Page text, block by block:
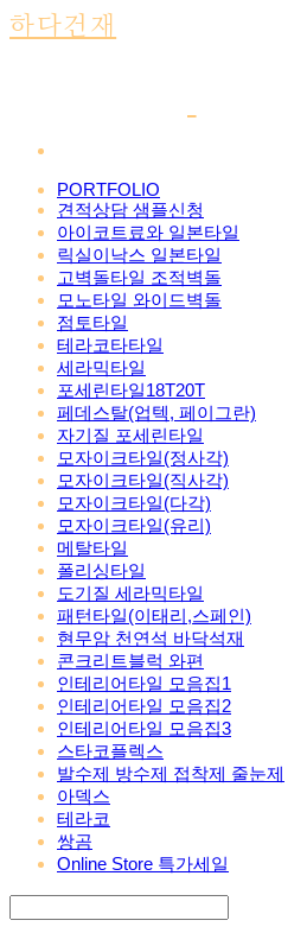
하다건재
PORTFOLIO
견적상담 샘플신청
아이코트료와 일본타일
릭실이낙스 일본타일
고벽돌타일 조적벽돌
모노타일 와이드벽돌
점토타일
테라코타타일
세라믹타일
포세린타일18T20T
페데스탈(업텍, 페이그란)
자기질 포세린타일
모자이크타일(정사각)
모자이크타일(직사각)
모자이크타일(다각)
모자이크타일(유리)
메탈타일
폴리싱타일
도기질 세라믹타일
패턴타일(이태리,스페인)
현무암 천연석 바닥석재
콘크리트블럭 와편
인테리어타일 모음집1
인테리어타일 모음집2
인테리어타일 모음집3
스타코플렉스
발수제 방수제 접착제 줄눈제
아덱스
테라코
쌍곰
Online Store 특가세일